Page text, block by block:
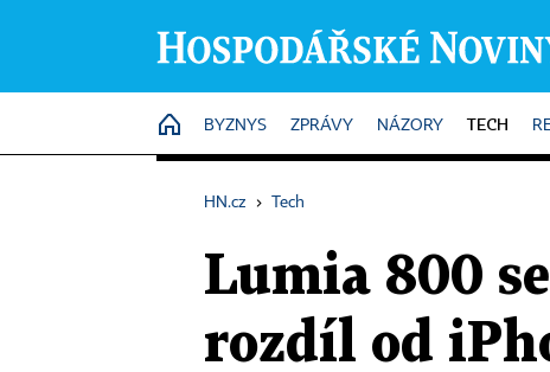
HOME
BYZNYS ZPRÁVY NÁZORY TECH
HN.cz › Tech
Lumia 800
rozdíl od